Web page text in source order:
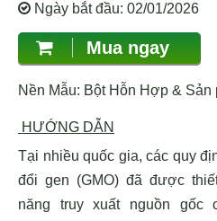
Ngày bắt đầu: 02/01/2026
Mua ngay
Nền Mẫu: Bột Hỗn Hợp &
HƯỚNG DẪN
Tại nhiều quốc gia, các quy
đổi gen (GMO) đã được
năng truy xuất nguồn gốc